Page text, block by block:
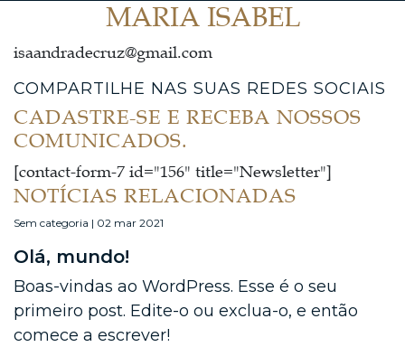
MARIA ISABEL
isaandradecruz@gmail.com
COMPARTILHE NAS SUAS REDES SOCIAIS
CADASTRE-SE E RECEBA NOSSOS
COMUNICADOS.
[contact-form-7 id="156" title="Newsletter"]
NOTÍCIAS RELACIONADAS
Sem categoria | 02 mar 2021
Olá, mundo!
Boas-vindas ao WordPress. Esse é o seu
primeiro post. Edite-o ou exclua-o, e então
comece a escrever!